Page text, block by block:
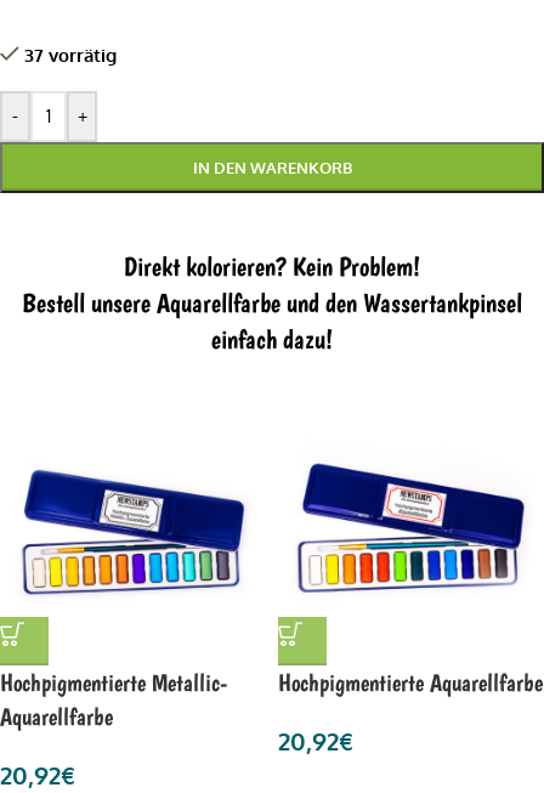
37 vorrätig
- +
IN DEN WARENKORB
Direkt kolorieren? Kein Problem!
Bestell unsere Aquarellfarbe und den Wassertankpinsel
einfach dazu!
Hochpigmentierte Metallic-
Aquarellfarbe
20,92€
Hochpigmentierte Aquarellfarbe
20,92€